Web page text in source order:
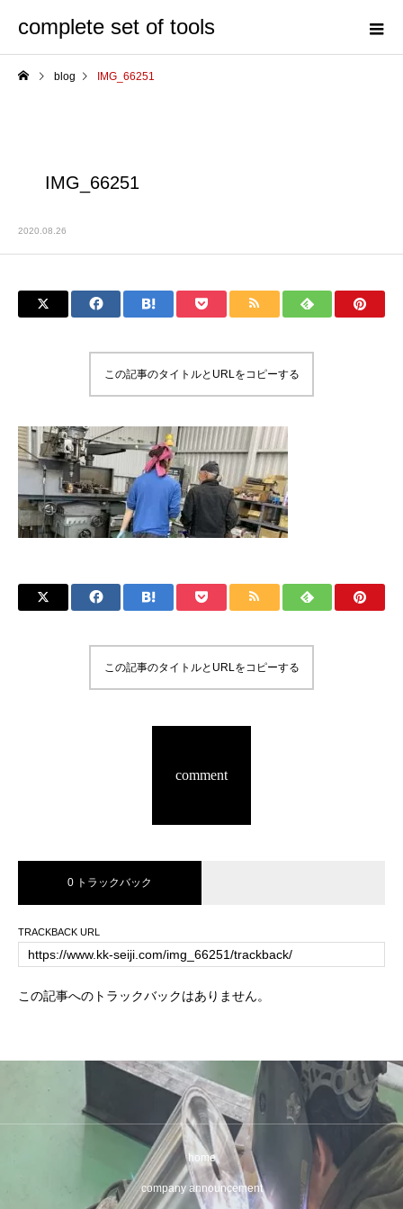
complete set of tools
blog IMG_66251
IMG_66251
2020.08.26
この記事のタイトルとURLをコピーする
この記事のタイトルとURLをコピーする
comment
0 トラックバック
TRACKBACK URL
この記事へのトラックバックはありません。
home
company announcement